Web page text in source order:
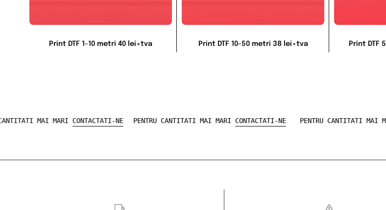
Print DTF 1-10 metri 40 lei+tva Print DTF 10-50 metri 38 lei+tva Print DTF
CANTITATI MAI MARICONTACTATI-NE PENTRU CANTITATI MAI MARICONTACTATI-NE PENTRU